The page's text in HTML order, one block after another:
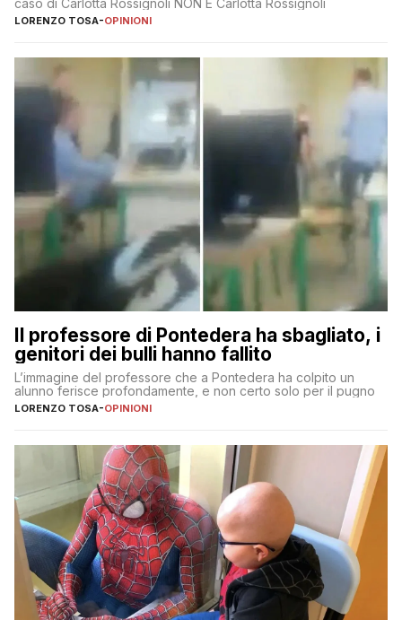
LORENZO TOSA-OPINIONI
Il professore di Pontedera ha sbagliato, i
genitori dei bulli hanno fallito
L’immagine del professore che a Pontedera ha colpito un
alunno ferisce profondamente, e non certo solo per il pugno
LORENZO TOSA-OPINIONI